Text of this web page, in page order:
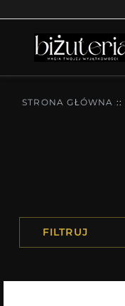
STRONA GŁÓWNA ::
FILTRUJ